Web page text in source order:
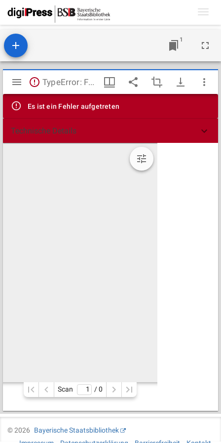
1
Mirador
Viewer
TypeError: Failed to fetch
Es ist ein Fehler aufgetreten
Technische Details
Scan / 0
©2026
Bayerische Staatsbibliothek